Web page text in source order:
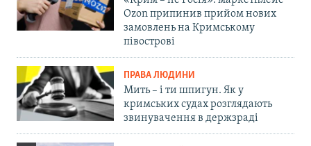
Ozon припинив прийом нових
замовлень на Кримському
півострові
ПРАВА ЛЮДИНИ
Мить – і ти шпигун. Як у
кримських судах розглядають
звинувачення в держзраді